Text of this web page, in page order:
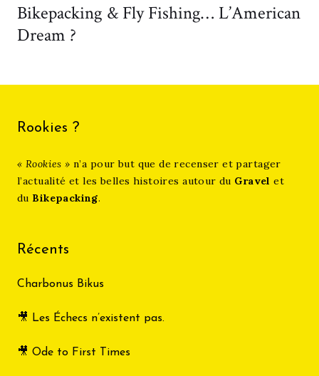
Bikepacking & Fly Fishing… L’American
Dream ?
Rookies ?
« Rookies »n’a pour but que de recenser et partager
l’actualité et les belles histoires autour du Gravel et
du Bikepacking.
Récents
Charbonus Bikus
🎥 Les Échecs n’existent pas.
🎥 Ode to First Times